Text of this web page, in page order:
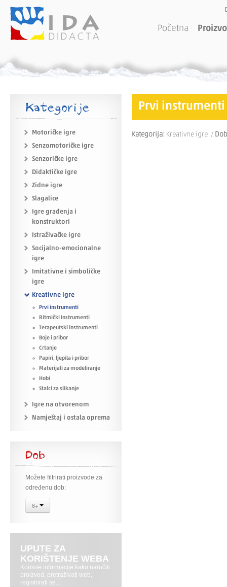
Početna
Kategorije
Motoričke igre
Senzomotoričke igre
Senzoričke igre
Didaktičke igre
Zidne igre
Slagalice
Igre građenja i
konstruktori
Istraživačke igre
Socijalno-emocionalne
igre
Imitativne i simboličke
igre
Kreativne igre
Prvi instrumenti
Ritmički instrumenti
Terapeutski instrumenti
Boje i pribor
Crtanje
Papiri, ljepila i pribor
Materijali za modeliranje
Hobi
Stalci za slikanje
Igre na otvorenom
Namještaj i ostala oprema
Dob
Možete filtrirati proizvode za
određenu dob:
6+
UPUTE ZA
KORIŠTENJE WEBA
Korisne informacije kako naručiti
proizvod, pretraživati web,
registrirati se...
Prvi instrumenti
Kategorija: Kreativne igre /